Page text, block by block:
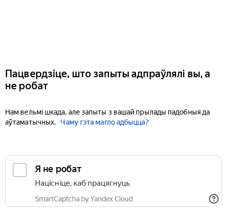
Пацвердзіце, што запыты адпраўлялі вы, а
не робат
Нам вельмі шкада, але запыты з вашай прылады падобныя да
аўтаматычных.
Чаму гэта магло адбыцца?
Я не робат
Націсніце, каб працягнуць
SmartCaptcha by Yandex Cloud